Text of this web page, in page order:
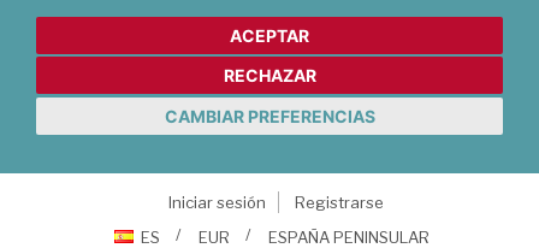
ACEPTAR
RECHAZAR
CAMBIAR PREFERENCIAS
Iniciar sesión
Registrarse
ES
EUR ESPAÑA PENINSULAR